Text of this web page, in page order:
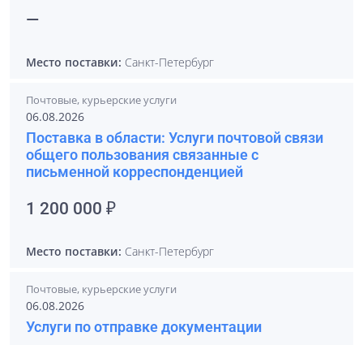
—
Место поставки: Санкт-Петербург
Почтовые, курьерские услуги
06.08.2026
Поставка в области: Услуги почтовой связи
общего пользования связанные с
письменной корреспонденцией
1 200 000 ₽
Место поставки: Санкт-Петербург
Почтовые, курьерские услуги
06.08.2026
Услуги по отправке документации